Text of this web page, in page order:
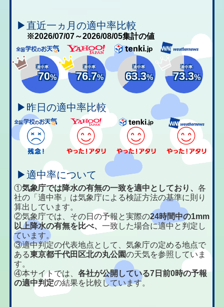
▶直近一ヵ月の適中率比較
※2026/07/07～2026/08/05集計の値
適中率
70%
適中率
76.7%
適中率
63.3%
適中率
73.3%
▶昨日の適中率比較
▶適中率について
①気象庁では降水の有無の一致を適中としており、各
社の「適中率」は気象庁による検証方法の基準に則り
算出しています。
②気象庁では、その日の予報と実際の24時間中の1mm
以上降水の有無を比べ、一致した場合に適中と判定し
ています。
③適中判定の代表地点として、気象庁の定める地点で
ある東京都千代田区北の丸公園の天気を参照していま
す。
④本サイトでは、各社が公開している7日前0時の予報
の適中判定の結果を比較しています。